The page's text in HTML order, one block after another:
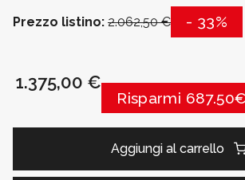
Prezzo listino: 2.062,50 € - 33%
1.375,00 €
Risparmi 687.50€
Aggiungi al carrello